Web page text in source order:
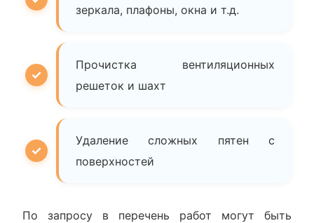
зеркала, плафоны, окна и т.д.
Прочистка вентиляционных
решеток и шахт
Удаление сложных пятен с
поверхностей
По запросу в перечень работ могут быть